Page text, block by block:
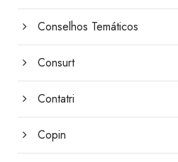
Conselhos Temáticos
Consurt
Contatri
Copin